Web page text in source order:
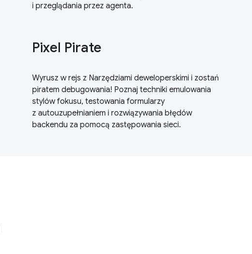
i przeglądania przez agenta.
Pixel Pirate
Wyrusz w rejs z Narzędziami deweloperskimi i zostań
piratem debugowania! Poznaj techniki emulowania
stylów fokusu, testowania formularzy
z autouzupełnianiem i rozwiązywania błędów
backendu za pomocą zastępowania sieci.